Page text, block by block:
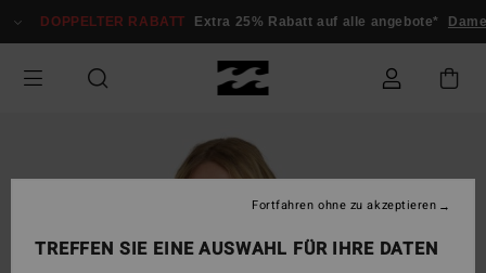
zur
springen
DOPPELTER RABATT Extra 25% Rabatt auf alle angebote* Damen
TREFFEN SIE EINE AUSWAHL FÜR IHRE DATEN
Fortfahren ohne zu akzeptieren